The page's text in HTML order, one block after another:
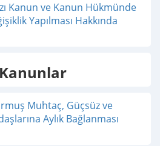
Kanun ve Kanun Hükmünde
Yapılması Hakkında
Muhtaç, Güçsüz ve
Aylık Bağlanması